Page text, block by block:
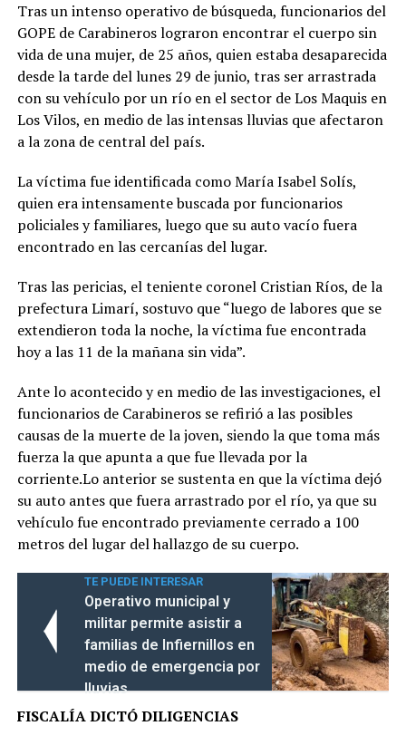
Tras un intenso operativo de búsqueda, funcionarios del
GOPE de Carabineros lograron encontrar el cuerpo sin
vida de una mujer, de 25 años, quien estaba desaparecida
desde la tarde del lunes 29 de junio, tras ser arrastrada
con su vehículo por un río en el sector de Los Maquis en
Los Vilos, en medio de las intensas lluvias que afectaron
a la zona de central del país.
La víctima fue identificada como María Isabel Solís,
quien era intensamente buscada por funcionarios
policiales y familiares, luego que su auto vacío fuera
encontrado en las cercanías del lugar.
Tras las pericias, el teniente coronel Cristian Ríos, de la
prefectura Limarí, sostuvo que “luego de labores que se
extendieron toda la noche, la víctima fue encontrada
hoy a las 11 de la mañana sin vida”.
Ante lo acontecido y en medio de las investigaciones, el
funcionarios de Carabineros se refirió a las posibles
causas de la muerte de la joven, siendo la que toma más
fuerza la que apunta a que fue llevada por la
corriente.Lo anterior se sustenta en que la víctima dejó
su auto antes que fuera arrastrado por el río, ya que su
vehículo fue encontrado previamente cerrado a 100
metros del lugar del hallazgo de su cuerpo.
TE PUEDE INTERESAR
Operativo municipal y
militar permite asistir a
familias de Infiernillos en
medio de emergencia por
lluvias
FISCALÍA DICTÓ DILIGENCIAS